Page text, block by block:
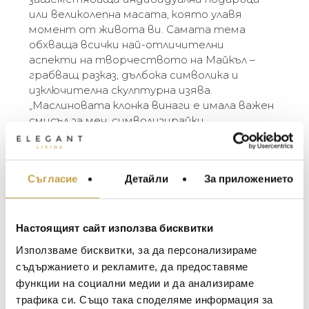
Съгласие Детайли За приложението
Настоящият сайт използва бисквитки
Използваме бисквитки, за да персонализираме
съдържанието и рекламите, да предоставяме
функции на социални медии и да анализираме
трафика си. Също така споделяме информация за
или великолепна масата, която улавя
момент от живота ви. Самата тема
обхваща всички най-отличителни
аспекти на творчеството на Майкъл –
грабващ разказ, дълбока символика и
изключителна скулптурна изява.
„Маслиновата клонка винаги е имала важен
смисъл за мен, символизирайки
едновременно мир и победа. При
създаването на функционални предмети с
усещане за крехкост и интензивност. За
мен това е като природата, навлизаща в
маслинова горичка, намерила път до моя
The Michael Aram Olive Branch Collection is one
of the best known and most loved of Michael’s
motifs. The simple forms create objects that
МЕБЕЛИ ЗА ДОМА И
ЗА МАСАТА
ТЕКСТИЛ ЗА ДОМА
BACCARAT
TOM DIXON